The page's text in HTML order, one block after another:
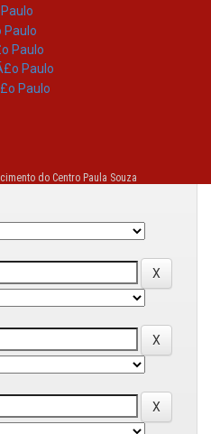
do Centro Paula Souza